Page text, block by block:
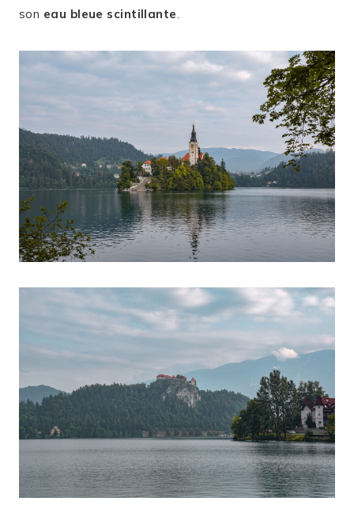
son eau bleue scintillante.